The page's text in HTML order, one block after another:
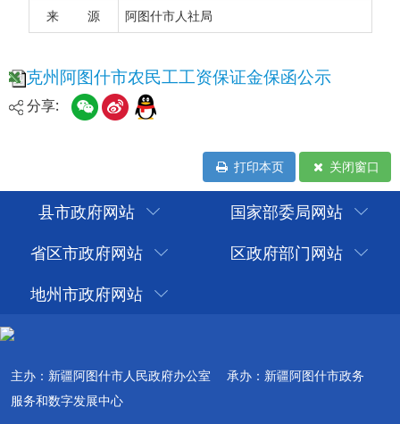
来 源
阿图什市人社局
分享:
打印本页 关闭窗口
县市政府网站
国家部委局网站
省区市政府网站
区政府部门网站
地州市政府网站
主办：新疆阿图什市人民政府办公室
承办：新疆阿图什市政务
服务和数字发展中心